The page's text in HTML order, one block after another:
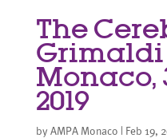
The
Grimaldi
Monaco,
2019
by AMPA Monaco Feb 19,